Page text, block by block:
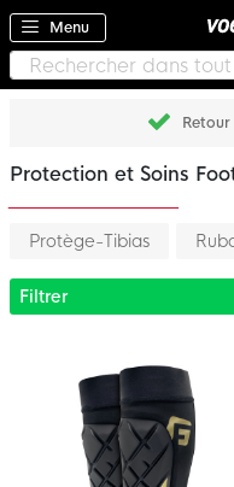
Menu
Protection et Soins
Protège-Tibias
Filtrer